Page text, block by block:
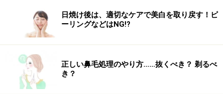
日焼け後は、適切なケアで美白を取り戻す！ピ
ーリングなどはNG!?
正しい鼻毛処理のやり方……抜くべき？ 剃るべ
き？